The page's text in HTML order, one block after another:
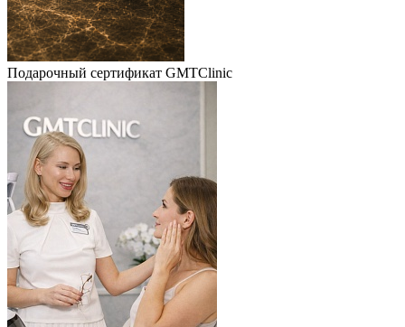
Подарочный сертификат GMTClinic